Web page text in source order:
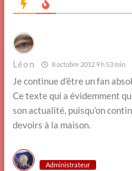
Léon 8 octobre 2012 9 h 53 min
Je continue d’être un fan
Ce texte qui a évidemment
son actualité, puisqu’on
devoirs à la maison.
Administrateur